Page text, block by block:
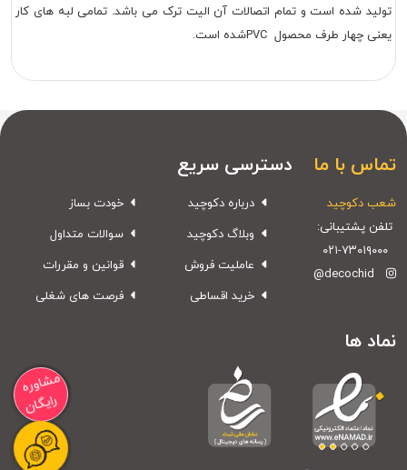
تولید شده است و تمام اتصالات آن الیت ترک می باشد. تمامی لبه های کار
یعنی چهار طرف محصول PVCشده است.
تماس با ما
شعب دکوچید
تلفن پشتیبانی:
۰۲۱-۷۳۰۱۹۰۰۰
@decochid
دسترسی سریع
درباره دکوچید
وبلاگ دکوچید
عاملیت فروش
خرید اقساطی
خودت بساز
سوالات متداول
قوانین و مقررات
فرصت های شغلی
نماد ها
مشاوره
رایگان